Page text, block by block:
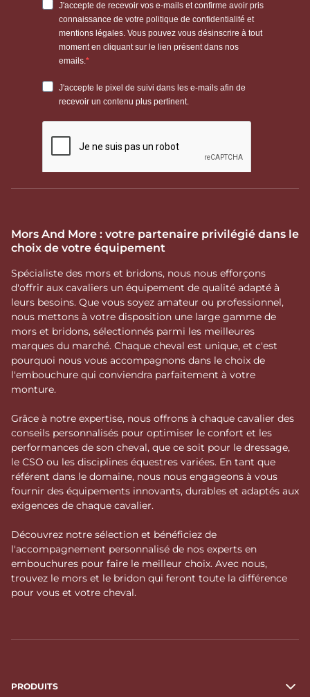
Mors And More : votre partenaire privilégié dans le
choix de votre équipement
Spécialiste des mors et bridons, nous nous efforçons
d'offrir aux cavaliers un équipement de qualité adapté à
leurs besoins. Que vous soyez amateur ou professionnel,
nous mettons à votre disposition une large gamme de
mors et bridons, sélectionnés parmi les meilleures
marques du marché. Chaque cheval est unique, et c'est
pourquoi nous vous accompagnons dans le choix de
l'embouchure qui conviendra parfaitement à votre
monture.
Grâce à notre expertise, nous offrons à chaque cavalier des
conseils personnalisés pour optimiser le confort et les
performances de son cheval, que ce soit pour le dressage,
le CSO ou les disciplines équestres variées. En tant que
référent dans le domaine, nous nous engageons à vous
fournir des équipements innovants, durables et adaptés aux
exigences de chaque cavalier.
Découvrez notre sélection et bénéficiez de
l'accompagnement personnalisé de nos experts en
embouchures pour faire le meilleur choix. Avec nous,
trouvez le mors et le bridon qui feront toute la différence
pour vous et votre cheval.
PRODUITS